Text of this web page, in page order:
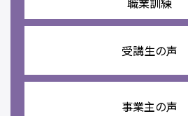
受講生の声
事業主の声